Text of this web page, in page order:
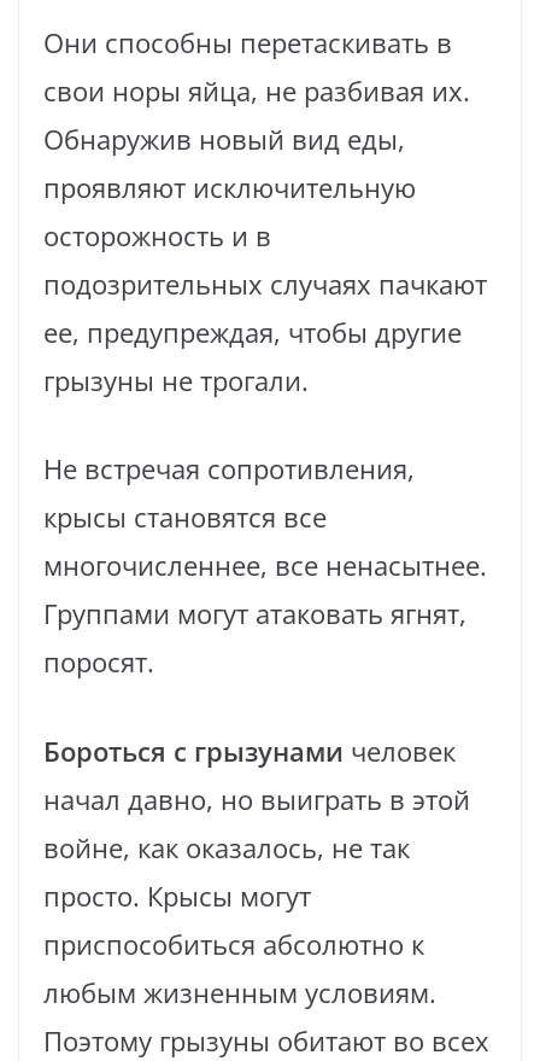
Они способны перетаскивать в
свои норы яйца, не разбивая их.
Обнаружив новый вид еды,
проявляют исключительную
осторожность и в
подозрительных случаях пачкают
ее, предупреждая, чтобы другие
грызуны не трогали.
Не встречая сопротивления,
крысы становятся все
многочисленнее, все ненасытнее.
Группами могут атаковать ягнят,
поросят.
Бороться с грызунами человек
начал давно, но выиграть в этой
войне, как оказалось, не так
просто. Крысы могут
приспособиться абсолютно к
любым жизненным условиям.
Поэтому грызуны обитают во всех